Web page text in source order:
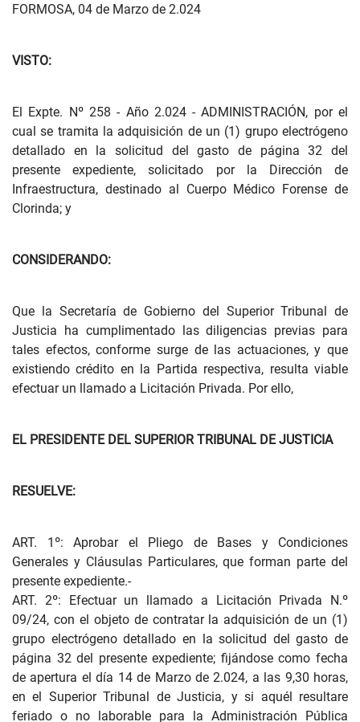
FORMOSA, 04 de Marzo de 2.024
VISTO:
El Expte. Nº 258 - Año 2.024 - ADMINISTRACIÓN, por el
cual se tramita la adquisición de un (1) grupo electrógeno
detallado en la solicitud del gasto de página 32 del
presente expediente, solicitado por la Dirección de
Infraestructura, destinado al Cuerpo Médico Forense de
Clorinda; y
CONSIDERANDO:
Que la Secretaría de Gobierno del Superior Tribunal de
Justicia ha cumplimentado las diligencias previas para
tales efectos, conforme surge de las actuaciones, y que
existiendo crédito en la Partida respectiva, resulta viable
efectuar un llamado a Licitación Privada. Por ello,
EL PRESIDENTE DEL SUPERIOR TRIBUNAL DE JUSTICIA
RESUELVE:
ART. 1º: Aprobar el Pliego de Bases y Condiciones
Generales y Cláusulas Particulares, que forman parte del
presente expediente.-
ART. 2º: Efectuar un llamado a Licitación Privada N.º
09/24, con el objeto de contratar la adquisición de un (1)
grupo electrógeno detallado en la solicitud del gasto de
página 32 del presente expediente; fijándose como fecha
de apertura el día 14 de Marzo de 2.024, a las 9,30 horas,
en el Superior Tribunal de Justicia, y si aquél resultare
feriado o no laborable para la Administración Pública